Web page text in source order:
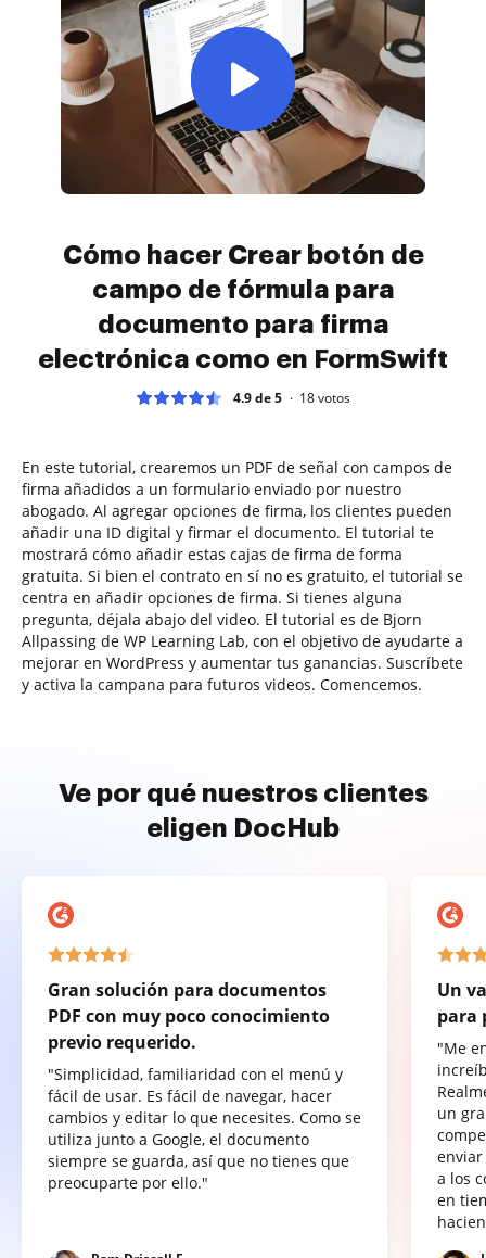
Cómo hacer Crear botón de
campo de fórmula para
documento para firma
electrónica como en FormSwift
4.9 de 5 18votos
En este tutorial, crearemos un PDF de señal con campos de
firma añadidos a un formulario enviado por nuestro
abogado. Al agregar opciones de firma, los clientes pueden
añadir una ID digital y firmar el documento. El tutorial te
mostrará cómo añadir estas cajas de firma de forma
gratuita. Si bien el contrato en sí no es gratuito, el tutorial se
centra en añadir opciones de firma. Si tienes alguna
pregunta, déjala abajo del video. El tutorial es de Bjorn
Allpassing de WP Learning Lab, con el objetivo de ayudarte a
mejorar en WordPress y aumentar tus ganancias. Suscríbete
y activa la campana para futuros videos. Comencemos.
Ve por qué nuestros clientes
eligen DocHub
Gran solución para documentos
PDF con muy poco conocimiento
previo requerido.
"Simplicidad, familiaridad con el menú y
fácil de usar. Es fácil de navegar, hacer
cambios y editar lo que necesites. Como se
utiliza junto a Google, el documento
siempre se guarda, así que no tienes que
preocuparte por ello."
Un
para
"Me
un
a los
en